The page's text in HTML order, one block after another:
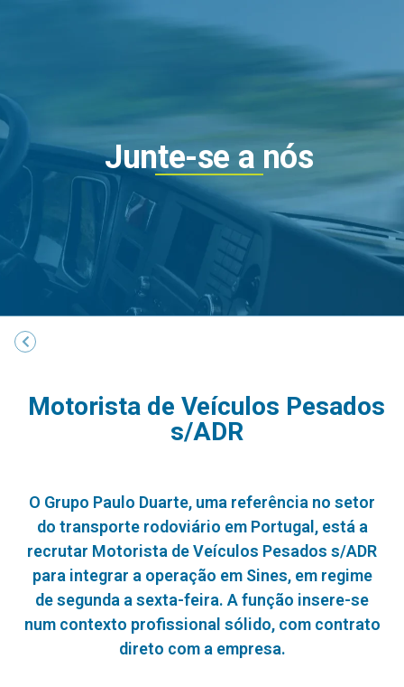
Junte-se a nós
Motorista de Veículos Pesados
s/ADR
O Grupo Paulo Duarte, uma referência no setor
do transporte rodoviário em Portugal, está a
recrutar Motorista de Veículos Pesados s/ADR
para integrar a operação em Sines, em regime
de segunda a sexta-feira. A função insere-se
num contexto profissional sólido, com contrato
direto com a empresa.